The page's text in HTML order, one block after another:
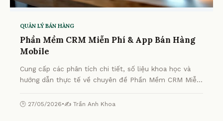
QUẢN LÝ BÁN HÀNG
Phần Mềm CRM Miễn Phí & App Bán Hàng
Mobile
Cung cấp các phân tích chi tiết, số liệu khoa học và
hướng dẫn thực tế về chuyên đề Phần Mềm CRM Miễn
🕒 27/05/2026•✍️ Trần Anh Khoa